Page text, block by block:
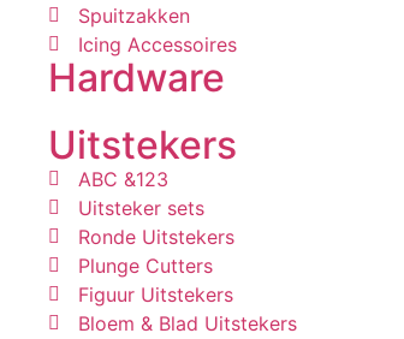
Spuitzakken
Icing Accessoires
Hardware
Uitstekers
ABC &123
Uitsteker sets
Ronde Uitstekers
Plunge Cutters
Figuur Uitstekers
Bloem & Blad Uitstekers